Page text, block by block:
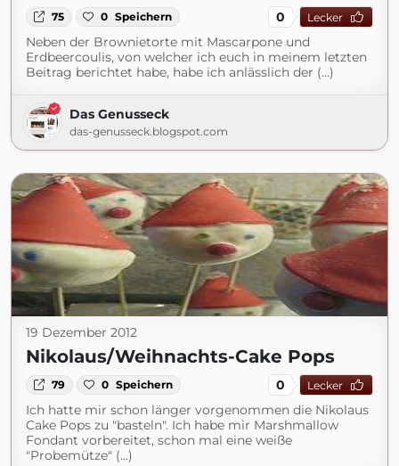
75 0 Speichern 0 Lecker
Neben der Brownietorte mit Mascarpone und
Erdbeercoulis, von welcher ich euch in meinem letzten
Beitrag berichtet habe, habe ich anlässlich der (...)
Das Genusseck
das-genusseck.blogspot.com
19 Dezember 2012
Nikolaus/Weihnachts-Cake Pops
79 0 Speichern 0 Lecker
Ich hatte mir schon länger vorgenommen die Nikolaus
Cake Pops zu "basteln". Ich habe mir Marshmallow
Fondant vorbereitet, schon mal eine weiße
"Probemütze" (...)